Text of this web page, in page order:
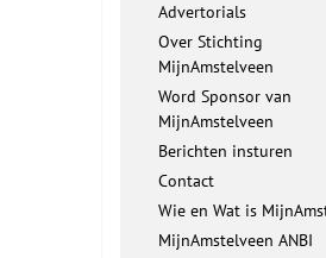
Advertorials
Over Stichting
MijnAmstelveen
Word Sponsor van
MijnAmstelveen
Berichten insturen
Contact
Wie en Wat is
MijnAmstelveen ANBI